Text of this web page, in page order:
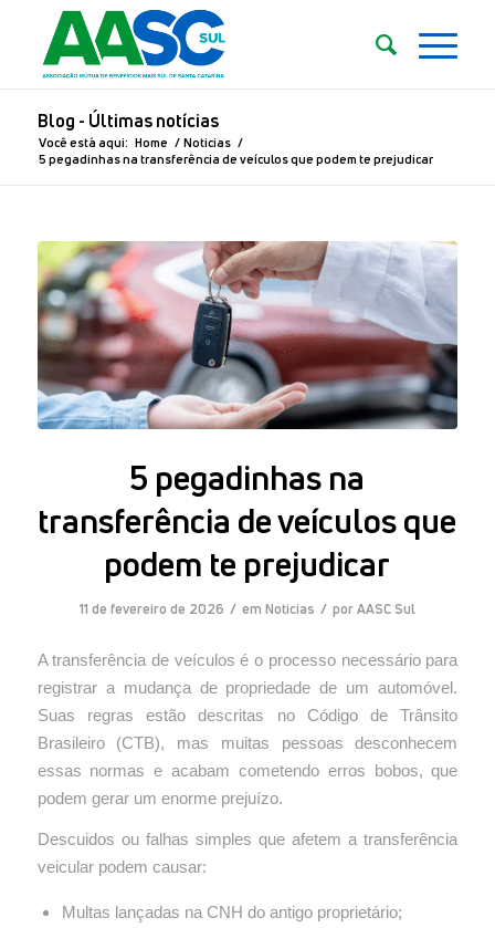
Blog - Últimas notícias
Você está aqui: Home / Noticias /
5 pegadinhas na transferência de veículos que podem te prejudicar
5 pegadinhas na
transferência de veículos que
podem te prejudicar
11 de fevereiro de 2026 / em Noticias / porAASC Sul
A transferência de veículos é o processo necessário para
registrar a mudança de propriedade de um automóvel.
Suas regras estão descritas no Código de Trânsito
Brasileiro (CTB), mas muitas pessoas desconhecem
essas normas e acabam cometendo erros bobos, que
podem gerar um enorme prejuízo.
Descuidos ou falhas simples que afetem a transferência
veicular podem causar:
Multas lançadas na CNH do antigo proprietário;